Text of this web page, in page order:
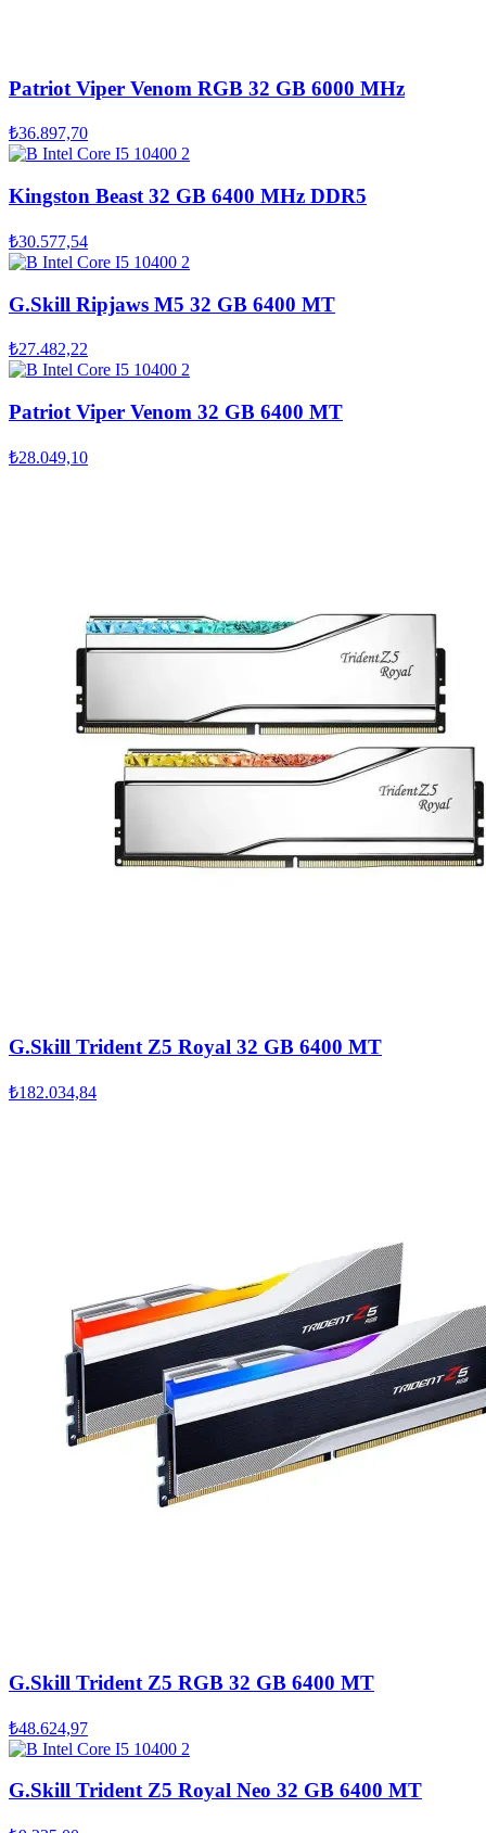
Patriot Viper Venom RGB 32 GB 6000 MHz
₺36.897,70
Kingston Beast 32 GB 6400 MHz DDR5
₺30.577,54
G.Skill Ripjaws M5 32 GB 6400 MT
₺27.482,22
Patriot Viper Venom 32 GB 6400 MT
₺28.049,10
G.Skill Trident Z5 Royal 32 GB 6400 MT
₺182.034,84
G.Skill Trident Z5 RGB 32 GB 6400 MT
₺48.624,97
G.Skill Trident Z5 Royal Neo 32 GB 6400 MT